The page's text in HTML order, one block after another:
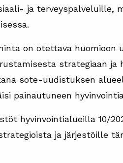
ja terveyspalveluille,
on otettava huomioon
strategiaan
sote-uudistuksen
painautuneen
hyvinvointialueilla 10/
ja järjestöille